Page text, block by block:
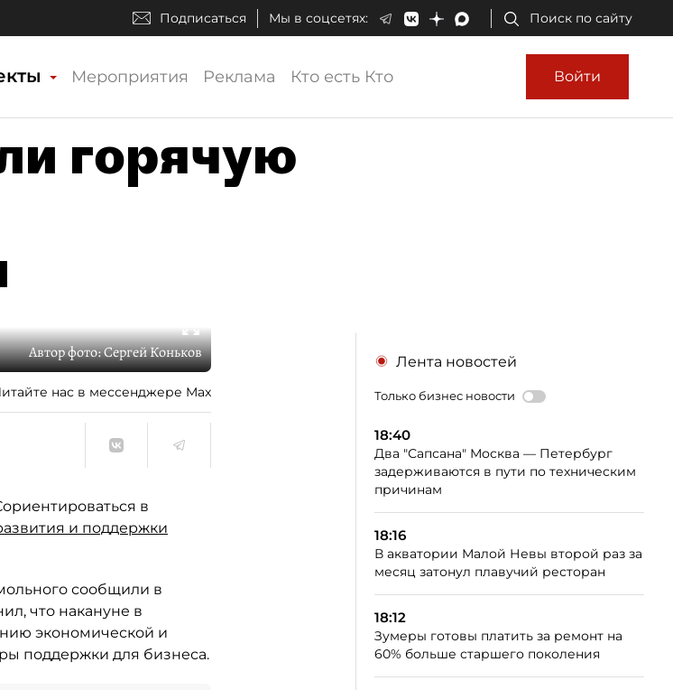
Подписаться Мы в соцсетях: Поиск по сайту
Мероприятия Реклама Кто есть Кто Войти
горячую
Автор фото:Сергей Коньков
нас в мессенджере Max
в
и поддержки
сообщили в
что накануне в
экономической и
поддержки для бизнеса.
Лента новостей
Только бизнес новости
18:40
Два "Сапсана" Москва — Петербург
задерживаются в пути по техническим
причинам
18:16
В акватории Малой Невы второй раз за
месяц затонул плавучий ресторан
18:12
Зумеры готовы платить за ремонт на
60% больше старшего поколения